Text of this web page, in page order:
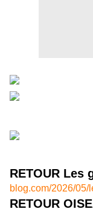
RETOUR Les
blog.com/2026/05/
RETOUR